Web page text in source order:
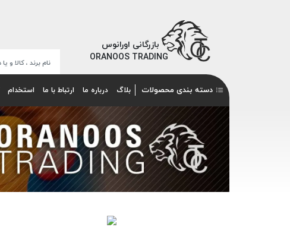
بازرگانی اورانوس
ORANOOS TRADING
دسته بندی محصولات بلاگ درباره ما ارتباط با ما استخدام